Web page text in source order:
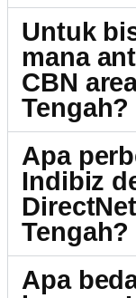
Untuk
mana
CBN
Tengah?
Apa
Indibiz
Tengah?
Apa